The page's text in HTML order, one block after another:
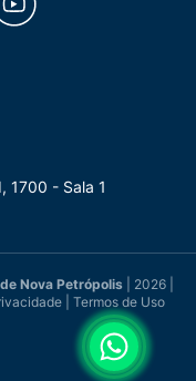
1700 - Sala 1
Nova Petrópolis | 2026 |
| Termos de Uso